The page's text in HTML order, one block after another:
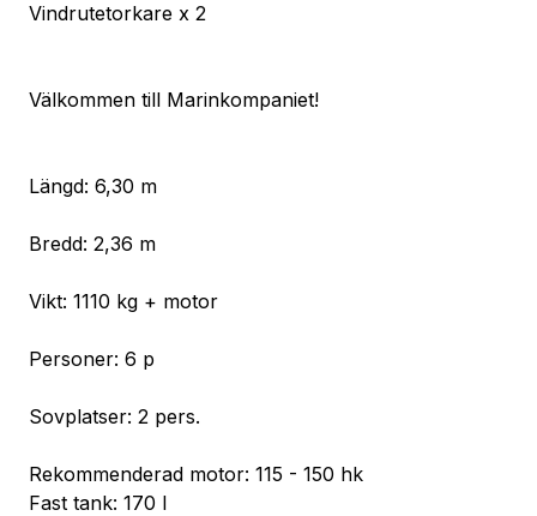
Vindrutetorkare x 2
Välkommen till Marinkompaniet!
Längd: 6,30 m
Bredd: 2,36 m
Vikt: 1110 kg + motor
Personer: 6 p
Sovplatser: 2 pers.
Rekommenderad motor: 115 - 150 hk
Fast tank: 170 l